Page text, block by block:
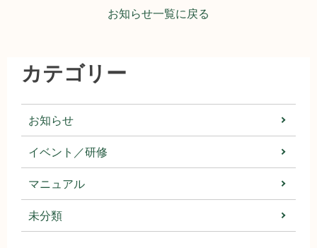
ー
シ
ョ
ン
お知らせ一覧に戻る
カテゴリー
お知らせ
イベント／研修
マニュアル
未分類